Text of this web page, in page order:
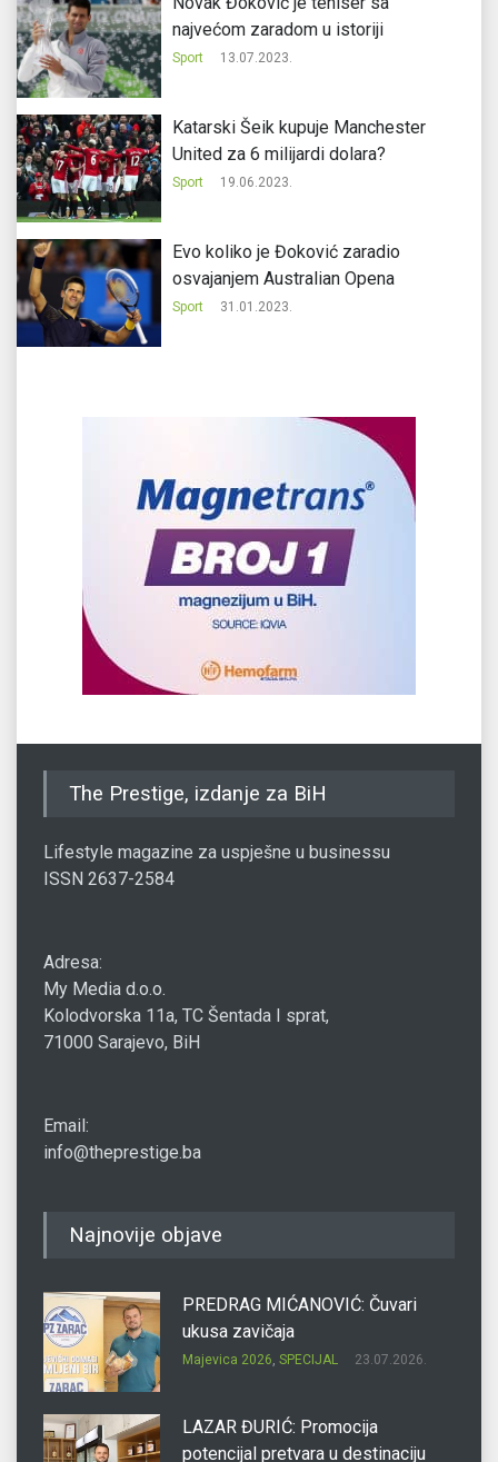
najvećom zaradom u istoriji
Sport 13.07.2023.
Katarski Šeik kupuje Manchester
United za 6 milijardi dolara?
Sport 19.06.2023.
Evo koliko je Đoković zaradio
osvajanjem Australian Opena
Sport 31.01.2023.
The Prestige, izdanje za BiH
Lifestyle magazine za uspješne u businessu
ISSN 2637-2584
Adresa:
My Media d.o.o.
Kolodvorska 11a, TC Šentada I sprat,
71000 Sarajevo, BiH
Email:
info@theprestige.ba
Najnovije objave
PREDRAG MIĆANOVIĆ: Čuvari
ukusa zavičaja
Majevica 2026, SPECIJAL 23.07.2026.
LAZAR ĐURIĆ: Promocija
potencijal pretvara u destinaciju